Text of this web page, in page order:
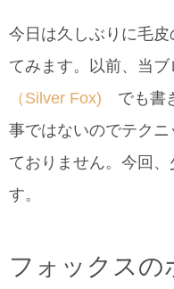
今日は久しぶりに毛
てみます。以前、当ブ
（Silver Fox) でも書
事ではないのでテク
ておりません。今回
す。
フォックスの